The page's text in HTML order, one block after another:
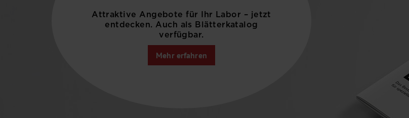
Attraktive Angebote für Ihr Labor – jetzt
entdecken. Auch als Blätterkatalog
verfügbar.
Mehr erfahren